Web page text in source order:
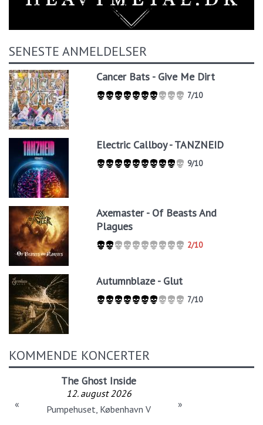
SENESTE ANMELDELSER
Cancer Bats - Give Me Dirt
7/10
Electric Callboy - TANZNEID
9/10
Axemaster - Of Beasts And
Plagues
2/10
Autumnblaze - Glut
7/10
KOMMENDE KONCERTER
The Ghost Inside
12. august 2026
Pumpehuset, København V
« »